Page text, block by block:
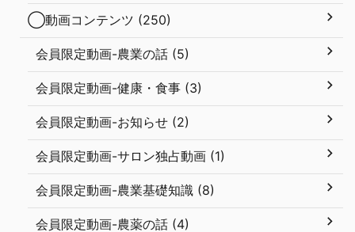
◯動画コンテンツ (250)
会員限定動画-農業の話 (5)
会員限定動画-健康・食事 (3)
会員限定動画-お知らせ (2)
会員限定動画-サロン独占動画 (1)
会員限定動画-農業基礎知識 (8)
会員限定動画-農薬の話 (4)